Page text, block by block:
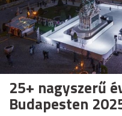
25+ nagyszerű
Budapesten